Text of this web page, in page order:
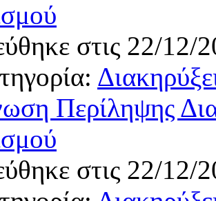
στις 22/12/
Περίληψης
στις 22/12/